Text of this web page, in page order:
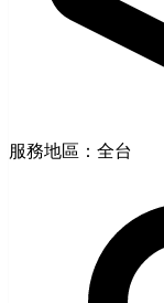
服務地區：全台